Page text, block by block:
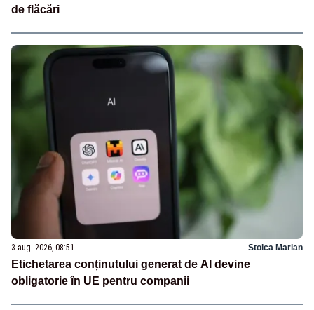
de flăcări
3 aug. 2026, 08:51 Stoica Marian
Etichetarea conținutului generat de AI devine
obligatorie în UE pentru companii